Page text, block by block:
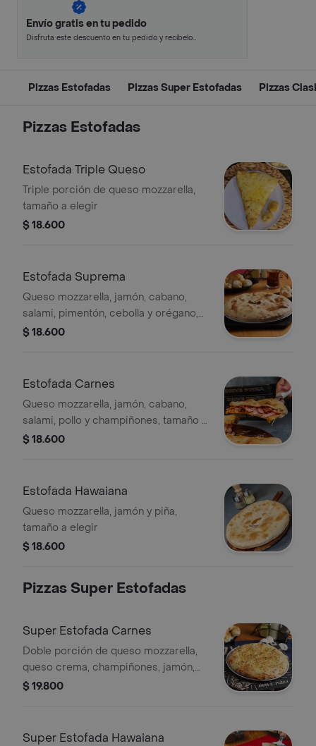
Envío gratis en tu pedido
Disfruta este descuento en tu pedido y recíbelo
Pizzas Estofadas Pizzas Super Estofadas Pizzas
Pizzas Estofadas
Estofada Triple Queso
Triple porción de queso mozzarella,
tamaño a elegir
$ 18.600
Estofada Suprema
Queso mozzarella, jamón, cabano,
salami, pimentón, cebolla y orégano,
tamaño a elegir
$ 18.600
Estofada Carnes
Queso mozzarella, jamón, cabano,
salami, pollo y champiñones, tamaño a
elegir
$ 18.600
Estofada Hawaiana
Queso mozzarella, jamón y piña,
tamaño a elegir
$ 18.600
Pizzas Super Estofadas
Super Estofada Carnes
Doble porción de queso mozzarella,
queso crema, champiñones, jamón,
cábano, salami y pollo, tamaño a elegir
$ 19.800
Super Estofada Hawaiana